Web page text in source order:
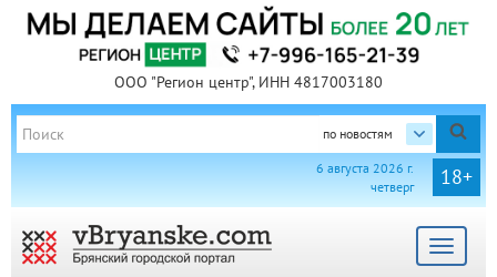
ООО "Регион центр", ИНН 4817003180
по новостям
18+
6 августа 2026 г.
четверг
Toggle